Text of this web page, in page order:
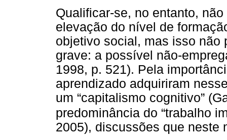
Qualificar-se, no entanto,
elevação do nível de
objetivo social, mas isso não
grave: a possível não-
1998, p. 521). Pela
aprendizado adquiriram
um “capitalismo cognitivo”
predominância do “trabalho
2005), discussões que neste